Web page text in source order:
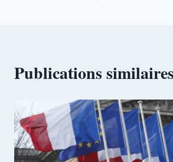
Publications similaires